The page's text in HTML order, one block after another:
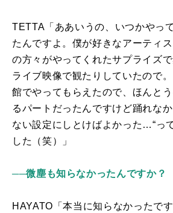
TETTA「ああいうの、いつかやっ
たんですよ。僕が好きなアーティ
の方々がやってくれたサプライズ
ライブ映像で観たりしていたので
館でやってもらえたので、ほんと
るパートだったんですけど踊れな
ない設定にしとけばよかった…“っ
した（笑）」
──微塵も知らなかったんですか？
HAYATO「本当に知らなかったです